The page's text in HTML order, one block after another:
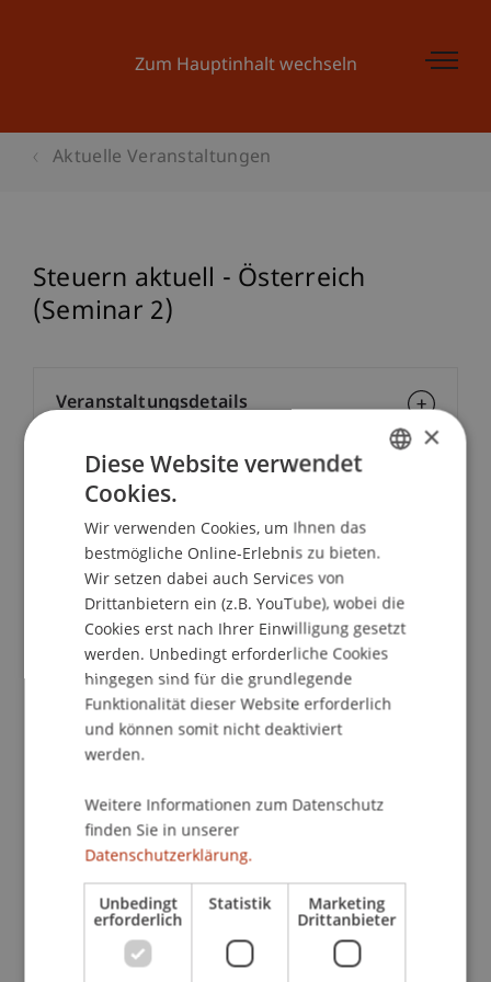
Zum Hauptinhalt wechseln
Aktuelle Veranstaltungen
Steuern aktuell - Österreich
(Seminar 2)
Dozierende:
Prof. Dr. FriedrichFraberger LL.M., StB, TEP
MMag. MichaelPetritzLL.M.
School/Professur:
Institut für Finanzdienstleistungen
internationalen Steuerrechtin Bezug auf die
Besteuerungnatürlicher
Personen(national/outbound/inbound) unter
Berücksichtigung der aktuellenRechtsprechung
und derVerwaltungspraxis und deren
Anwendung und Auswirkungen auf konkrete
Fallgestaltungen
in derinternationalen
Veranstaltungsdetails
Kontakt
×
Diese Website verwendet
Cookies.
Wir verwenden Cookies, um Ihnen das
bestmögliche Online-Erlebnis zu bieten.
Wir setzen dabei auch Services von
Drittanbietern ein (z.B. YouTube), wobei die
Cookies erst nach Ihrer Einwilligung gesetzt
werden. Unbedingt erforderliche Cookies
hingegen sind für die grundlegende
Funktionalität dieser Website erforderlich
und können somit nicht deaktiviert
werden.
Weitere Informationen zum Datenschutz
finden Sie in unserer
Datenschutzerklärung.
Unbedingt
erforderlich
Statistik Marketing
Drittanbieter